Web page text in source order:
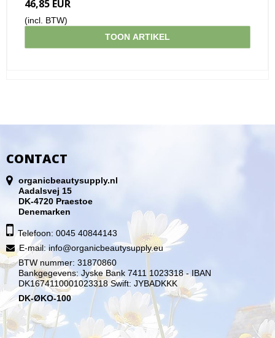
46,85 EUR
(incl. BTW)
TOON ARTIKEL
CONTACT
organicbeautysupply.nl
Aadalsvej 15
DK-4720 Praestoe
Denemarken
Telefoon: 0045 40844143
E-mail: info@organicbeautysupply.eu
BTW nummer: 31870860
Bankgegevens: Jyske Bank 7411 1023318 - IBAN
DK1674110001023318 Swift: JYBADKKK
DK-ØKO-100